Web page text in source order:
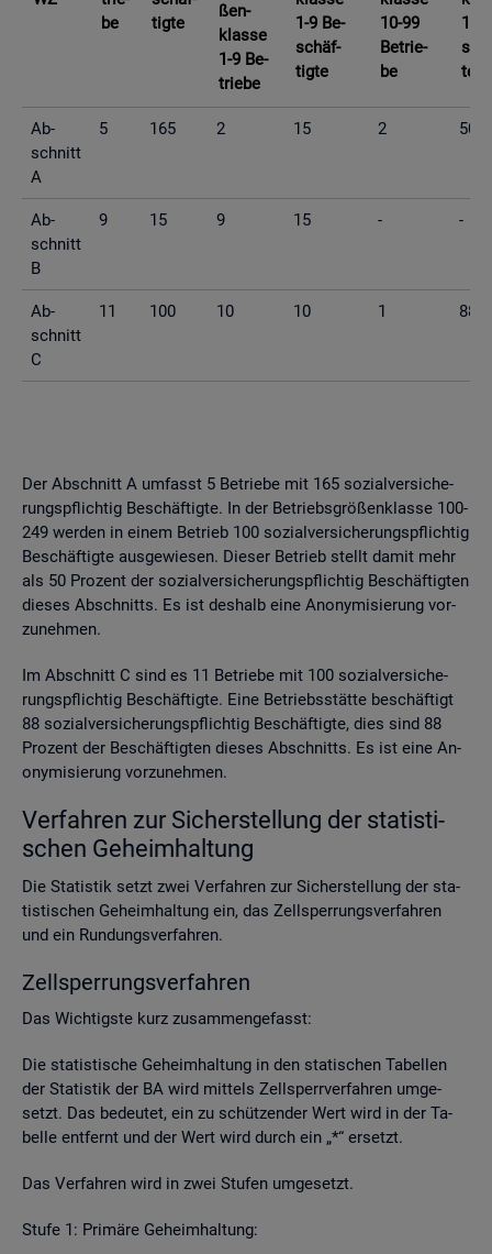
be
tig­te
ßen­
klas­se
1-9 Be­
trie­be
1-9 Be­
schäf­
tig­te
10-99
Be­trie­
be
10-
te
Ab­
schnitt
A
5 165 2 15 2 50
Ab­
schnitt
B
9 15 9 15 - -
Ab­
schnitt
C
11 100 10 10 1 88
Der Ab­schnitt A um­fasst 5 Be­trie­be mit 165 so­zi­al­ver­si­che­
rungs­pflich­tig Be­schäf­tig­te. In der Be­triebs­grö­ßen­klas­se 100-
249 wer­den in einem Be­trieb 100 so­zi­al­ver­si­che­rungs­pflich­tig
Be­schäf­tig­te aus­ge­wie­sen. Die­ser Be­trieb stellt damit mehr
als 50 Pro­zent der so­zi­al­ver­si­che­rungs­pflich­tig Be­schäf­tig­ten
die­ses Ab­schnitts. Es ist des­halb eine An­ony­mi­sie­rung vor­
zu­neh­men.
Im Ab­schnitt C sind es 11 Be­trie­be mit 100 so­zi­al­ver­si­che­
rungs­pflich­tig Be­schäf­tig­te. Eine Be­triebs­stät­te be­schäf­tigt
88 so­zi­al­ver­si­che­rungs­pflich­tig Be­schäf­tig­te, dies sind 88
Pro­zent der Be­schäf­tig­ten die­ses Ab­schnitts. Es ist eine An­
ony­mi­sie­rung vor­zu­neh­men.
Ver­fah­ren zur Si­cher­stel­lung der sta­tis­ti­
schen Ge­heim­hal­tung
Die Sta­tis­tik setzt zwei Ver­fah­ren zur Si­cher­stel­lung der sta­
tis­ti­schen Ge­heim­hal­tung ein, das Zell­sper­rungs­ver­fah­ren
und ein Run­dungs­ver­fah­ren.
Zell­sper­rungs­ver­fah­ren
Das Wich­tigs­te kurz zu­sam­men­ge­fasst:
Die sta­tis­ti­sche Ge­heim­hal­tung in den sta­ti­schen Ta­bel­len
der Sta­tis­tik der BA wird mit­tels Zell­sperr­ver­fah­ren um­ge­
setzt. Das be­deu­tet, ein zu schüt­zen­der Wert wird in der Ta­
bel­le ent­fernt und der Wert wird durch ein „*“ er­setzt.
Das Ver­fah­ren wird in zwei Stu­fen um­ge­setzt.
Stufe 1: Pri­mä­re Ge­heim­hal­tung: